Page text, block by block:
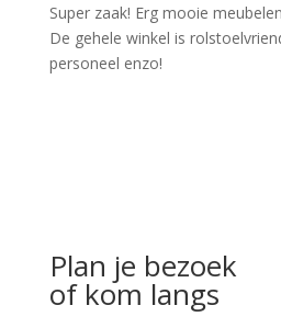
Super zaak! Erg mooie
De gehele winkel is
personeel enzo!
Plan je bezoek
of kom langs